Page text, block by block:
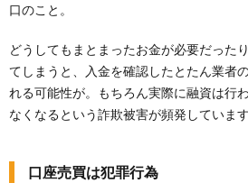
口のこと。
どうしてもまとまったお金が必要だった
てしまうと、入金を確認したとたん業者
れる可能性が。もちろん実際に融資は行
なくなるという詐欺被害が頻発しています
口座売買は犯罪行為